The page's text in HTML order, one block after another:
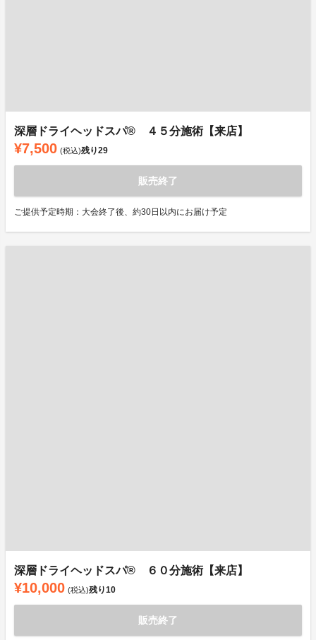
深層ドライヘッドスパ®︎ ４５分施術【来店】
¥7,500 (税込)残り29
販売終了
ご提供予定時期：大会終了後、約30日以内にお届け予定
深層ドライヘッドスパ®︎ ６０分施術【来店】
¥10,000 (税込)残り10
販売終了